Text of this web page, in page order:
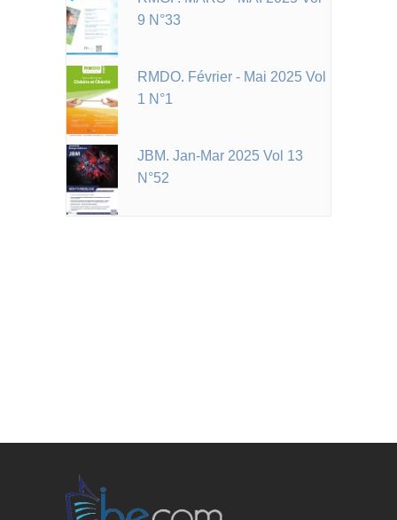
9 N°33
RMDO. Février - Mai 2025 Vol
1 N°1
JBM. Jan-Mar 2025 Vol 13
N°52